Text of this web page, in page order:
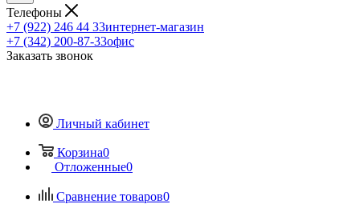
Телефоны
+7 (922) 246 44 33интернет-магазин
+7 (342) 200-87-33офис
Заказать звонок
Личный кабинет
Корзина0
Отложенные0
Сравнение товаров0